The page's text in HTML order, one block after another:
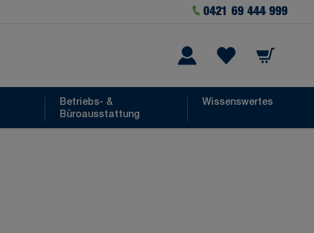
0421 69 444 999
Warenkorb
Betriebs- &
Büroausstattung
Wissenswertes